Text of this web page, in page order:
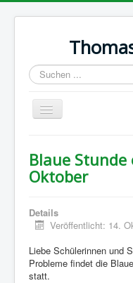
Suchen
...
Navigation
an/aus
Termine
Ausbildung
Impressum
Blaue
Oktober
Details
Veröffentlicht: 14.
Liebe Schülerinnen und
Probleme findet die
statt.